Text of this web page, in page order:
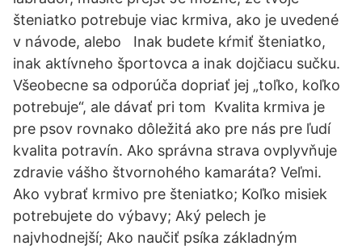
šteniatko potrebuje viac krmiva, ako je uvedené
v návode, alebo Inak budete kŕmiť šteniatko,
inak aktívneho športovca a inak dojčiacu sučku.
Všeobecne sa odporúča dopriať jej „toľko, koľko
potrebuje“, ale dávať pri tom Kvalita krmiva je
pre psov rovnako dôležitá ako pre nás pre ľudí
kvalita potravín. Ako správna strava ovplyvňuje
zdravie vášho štvornohého kamaráta? Veľmi.
Ako vybrať krmivo pre šteniatko; Koľko misiek
potrebujete do výbavy; Aký pelech je
najvhodnejší; Ako naučiť psíka základným